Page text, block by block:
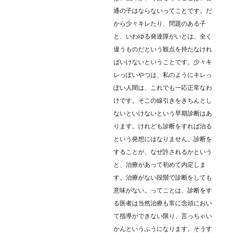
通の子はならないってことです。だ
から少々キレたり、問題のある子
と、いわゆる発達障がいとは、全く
違うものだという観点を持たなけれ
ばいけないということです。少々キ
レっぽいやつは、私のようにキレっ
ぽい人間は、これでも一応正常なわ
けです。そこの線引きをきちんとし
ないといけないという早期診断はあ
ります。けれども診断をすれば治る
という発想にはなりません。診断を
することが、なぜ許されるかという
と、治療があって初めて内定しま
す。治療がない段階で診断をしても
意味がない。ってことは、診断をす
る医者は当然治療も常に念頭におい
て指導ができない限り、言っちゃい
かんというふうになります。そうす